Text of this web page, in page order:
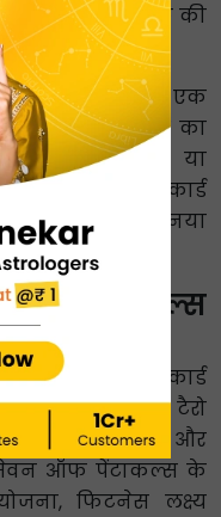
रहे हों, तो अब तक की
टैरो कार्ड एक
यह कई कारणों का
का डर या
रिवर्स करियर कार्ड
बदलने और कुछ नया
ऑफ पेन्टाकल्स
कॉइन्स टैरो कार्ड
का संकेत देता है। टैरो
पर ध्यान दें और
ऑफ पेंटाकल्स के
फिटनेस लक्ष्य